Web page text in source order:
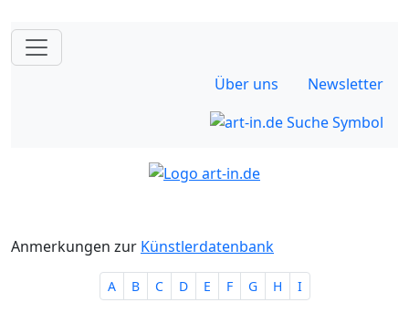
Über uns Newsletter
Anmerkungen zur Künstlerdatenbank
A B C D E F G H I